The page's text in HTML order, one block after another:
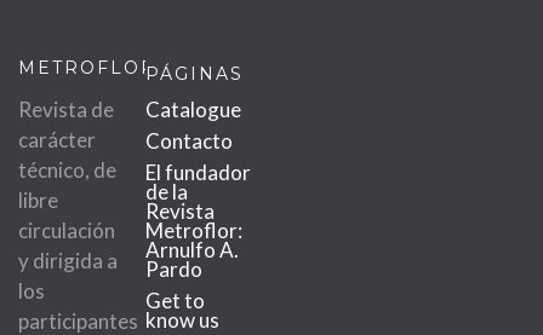
METROFLOR
Revista de
carácter
técnico, de
libre
circulación
y dirigida a
los
participantes
PÁGINAS
Catalogue
Contacto
El fundador
de la
Revista
Metroflor:
Arnulfo A.
Pardo
Get to
know us